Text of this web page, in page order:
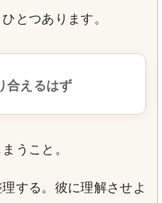
とつあります。
合えるはず
うこと。
する。彼に理解させよ